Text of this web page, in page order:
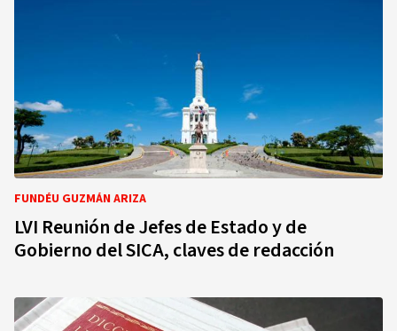
FUNDÉU GUZMÁN ARIZA
LVI Reunión de Jefes de Estado y de
Gobierno del SICA, claves de redacción